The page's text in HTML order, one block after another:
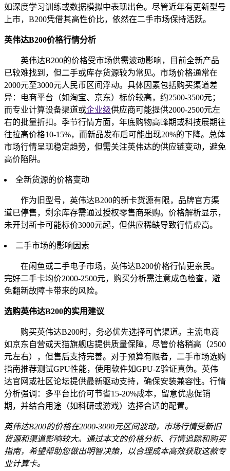
如深度学习训练或数据模拟中表现出色。尽管近年有更新型号
上市，B200凭借其高性价比，依然在二手市场保持活跃。
英伟达B200价格行情分析
英伟达B200的价格受市场供需波动影响，目前全新产品
已较难找到，但二手或库存货源较为常见。市场价格通常在
2000元至3000元人民币区间浮动。具体因素包括购买渠道差
异：电商平台（如淘宝、京东）标价较高，约2500-3500元；
而专业计算设备渠道或企业级供应商可能提供2000-2500元左
右的批量折扣。季节行情方面，年底购物高峰期或科技展期往
往拉高价格10-15%，而新品发布后可能出现20%的下降。总体
市场行情呈现稳定趋势，但需关注英伟达的供应链变动，避免
高价陷阱。
全新货源的价格变动
作为旧型号，英伟达B200的新卡货源有限，品牌官方渠
道已停售，剩余库存需通过授权零售商采购。价格解析显示，
未开封新卡可能标价3000元起，但供应稀缺导致行情虚高。
二手市场的影响因素
在闲鱼或二手电子市场，英伟达B200价格行情更亲民。
完好二手卡均价2000-2500元，购买分析需注意成色检查，避
免翻新故障卡带来的风险。
选购英伟达B200的实用建议
购买英伟达B200时，务必优先选择可信渠道。主流电商
如京东自营或天猫旗舰店提供质量保障，尽管价格稍高（2500
元左右），但售后支持完善。对于预算有限者，二手市场选购
指南推荐测试GPU性能，使用软件如GPU-Z验证真伪。英伟
达官网或社区论坛提供最新驱动支持，确保安装兼容性。行情
分析强调：多平台比价可节省15-20%成本，留意优惠促销
期，并结合用途（如科研或游戏）选择合适的配置。
英伟达B200的价格在2000-3000元区间波动，市场行情受新旧
货源和渠道影响较大。通过本文的价格分析、行情追踪和购买
指南，希望帮助您做出明智决策，以合理成本高效获取这款专
业计算卡。